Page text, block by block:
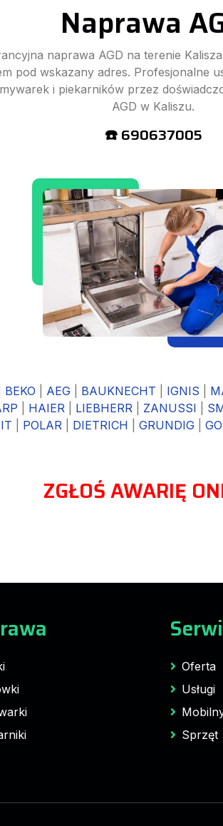
Naprawa
naprawa AGD na terenie
pod wskazany adres. Profesjonalne
i piekarników przez
AGD w Kaliszu.
☎️ 690637005
BEKO AEG BAUKNECHT IGNIS
HAIER LIEBHERR ZANUSSI
POLAR DIETRICH GRUNDIG|
ZGŁOŚ AWARIĘ
Oferta
Usługi
Sprzęt